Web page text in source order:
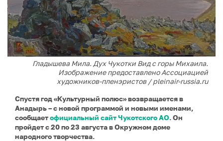
Гладышева Мила. Дух Чукотки Вид с горы Михаила.
Изображение предоставлено Ассоциацией
художников-пленэристов / pleinair-russia.ru
Спустя год «Культурный полюс» возвращается в
Анадырь – с новой программой и новыми именами,
сообщаетофициальный сайт Чукотского АО. Он
пройдет с 20 по 23 августа в Окружном доме
народного творчества.